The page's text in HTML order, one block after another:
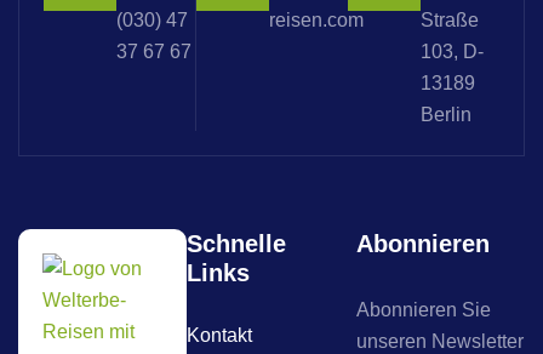
(030) 47
37 67 67
reisen.com
Straße
103, D-
13189
Berlin
Schnelle
Links
Kontakt
Abonnieren
Abonnieren Sie
unseren Newsletter